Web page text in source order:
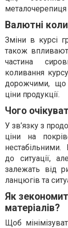
Валютні
Зміни в курсі
також
частина
коливання
дорожчими, що
ціни продукції.
Чого
У зв’язку з
ціни на
до ситуації,
залежать від
ланцюгів та
Як
матеріалів?
Щоб